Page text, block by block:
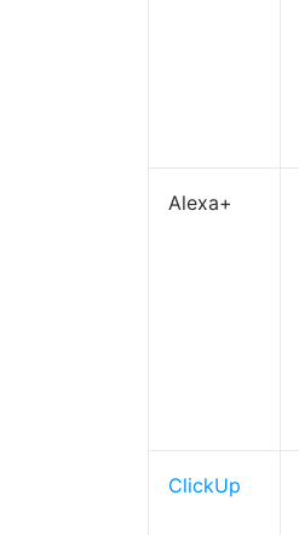
Alexa+
ClickUp